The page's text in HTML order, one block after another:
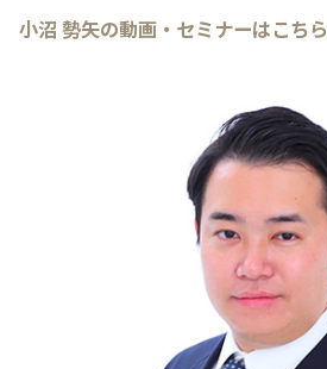
小沼 勢矢の動画・セミナーはこちら